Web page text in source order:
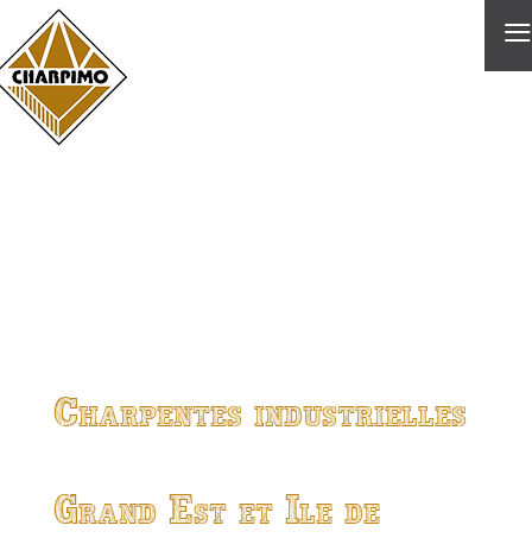
≡
Charpentes industrielles
Grand Est et Ile de